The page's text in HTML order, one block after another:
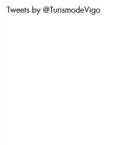
Tweets by @TurismodeVigo